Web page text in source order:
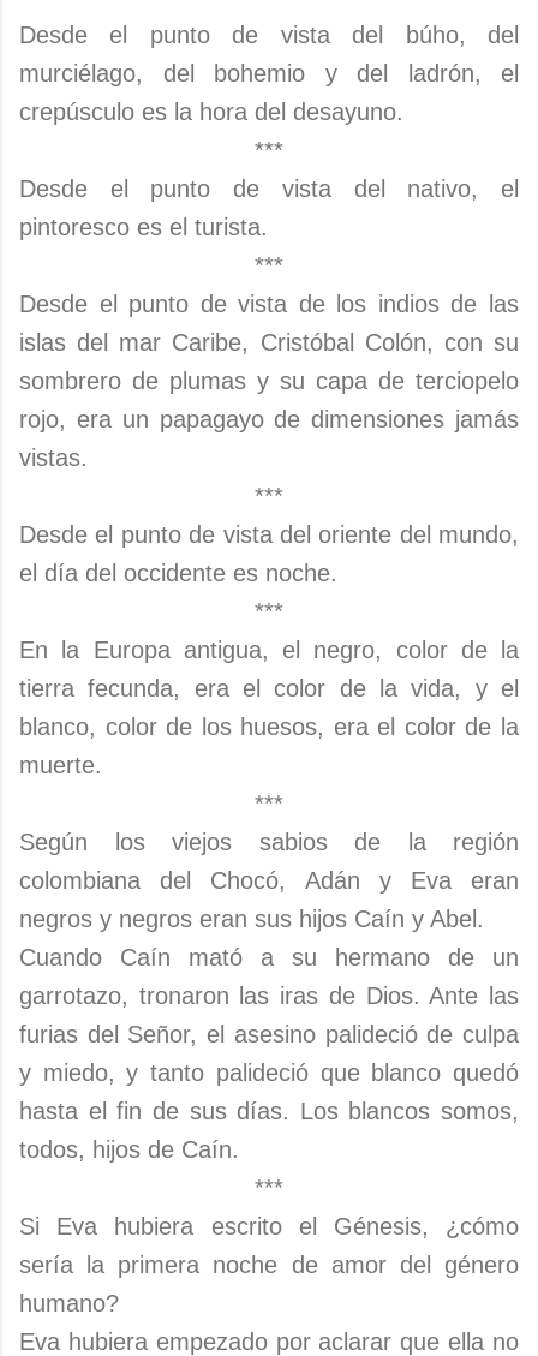
Desde el punto de vista del búho, del
murciélago, del bohemio y del ladrón, el
crepúsculo es la hora del desayuno.
***
Desde el punto de vista del nativo, el
pintoresco es el turista.
***
Desde el punto de vista de los indios de las
islas del mar Caribe, Cristóbal Colón, con su
sombrero de plumas y su capa de terciopelo
rojo, era un papagayo de dimensiones jamás
vistas.
***
Desde el punto de vista del oriente del mundo,
el día del occidente es noche.
***
En la Europa antigua, el negro, color de la
tierra fecunda, era el color de la vida, y el
blanco, color de los huesos, era el color de la
muerte.
***
Según los viejos sabios de la región
colombiana del Chocó, Adán y Eva eran
negros y negros eran sus hijos Caín y Abel.
Cuando Caín mató a su hermano de un
garrotazo, tronaron las iras de Dios. Ante las
furias del Señor, el asesino palideció de culpa
y miedo, y tanto palideció que blanco quedó
hasta el fin de sus días. Los blancos somos,
todos, hijos de Caín.
***
Si Eva hubiera escrito el Génesis, ¿cómo
sería la primera noche de amor del género
humano?
Eva hubiera empezado por aclarar que ella no